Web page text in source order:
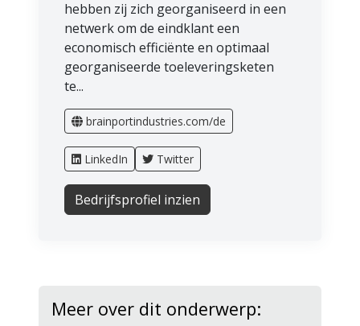
hebben zij zich georganiseerd in een
netwerk om de eindklant een
economisch efficiënte en optimaal
georganiseerde toeleveringsketen
te...
brainportindustries.com/de
LinkedIn Twitter
Bedrijfsprofiel inzien
Meer over dit onderwerp: